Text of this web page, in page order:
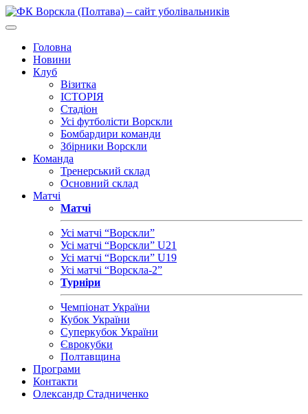
Головна
Новини
Клуб
Візитка
ІСТОРІЯ
Стадіон
Усі футболісти Ворскли
Бомбардири команди
Збірники Ворскли
Команда
Тренерський склад
Основний склад
Матчі
Матчі
Усі матчі “Ворскли”
Усі матчі “Ворскли” U21
Усі матчі “Ворскли” U19
Усі матчі “Ворскла-2”
Турніри
Чемпіонат України
Кубок України
Суперкубок України
Єврокубки
Полтавщина
Програми
Контакти
Олександр Стадниченко